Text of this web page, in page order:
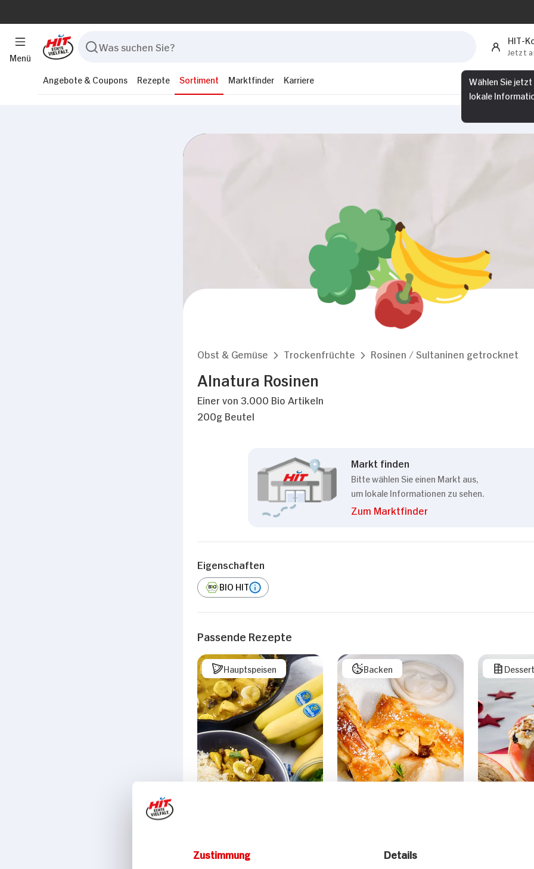
Zustimmung Details
Menü
HIT-
Jetzt
Wählen Sie
lokale
Angebote & Coupons Rezepte Sortiment Marktfinder Karriere
Obst & Gemüse Trockenfrüchte Rosinen / Sultaninen getrocknet
Alnatura Rosinen
Einer von 3.000 Bio Artikeln
200g Beutel
Markt finden
Bitte wählen Sie einen Markt aus,
um lokale Informationen zu sehen.
Zum Marktfinder
Eigenschaften
BIO HIT
Passende Rezepte
Hauptspeisen
Hähnchen, Chiquita-
Backen
Apfelstrudel mit Sahne